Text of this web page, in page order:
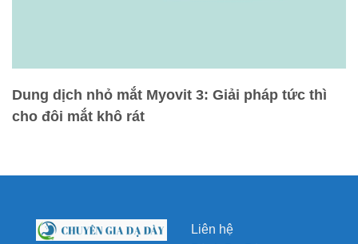
Dung dịch nhỏ mắt Myovit 3: Giải pháp tức thì
cho đôi mắt khô rát
Liên hệ